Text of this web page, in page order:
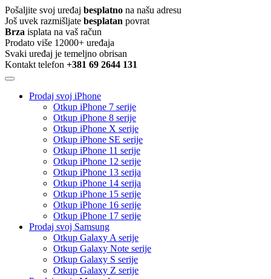
Pošaljite svoj uređaj besplatno na našu adresu
Još uvek razmišljate besplatan povrat
Brza isplata na vaš račun
Prodato više 12000+ uređaja
Svaki uređaj je temeljno obrisan
Kontakt telefon +381 69 2644 131
Prodaj svoj iPhone
Otkup iPhone 7 serije
Otkup iPhone 8 serije
Otkup iPhone X serije
Otkup iPhone SE serije
Otkup iPhone 11 serije
Otkup iPhone 12 serije
Otkup iPhone 13 serija
Otkup iPhone 14 serija
Otkup iPhone 15 serije
Otkup iPhone 16 serije
Otkup iPhone 17 serije
Prodaj svoj Samsung
Otkup Galaxy A serije
Otkup Galaxy Note serije
Otkup Galaxy S serije
Otkup Galaxy Z serije